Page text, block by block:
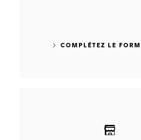
COMPLÉTEZ LE